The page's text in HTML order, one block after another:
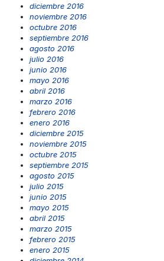
diciembre 2016
noviembre 2016
octubre 2016
septiembre 2016
agosto 2016
julio 2016
junio 2016
mayo 2016
abril 2016
marzo 2016
febrero 2016
enero 2016
diciembre 2015
noviembre 2015
octubre 2015
septiembre 2015
agosto 2015
julio 2015
junio 2015
mayo 2015
abril 2015
marzo 2015
febrero 2015
enero 2015